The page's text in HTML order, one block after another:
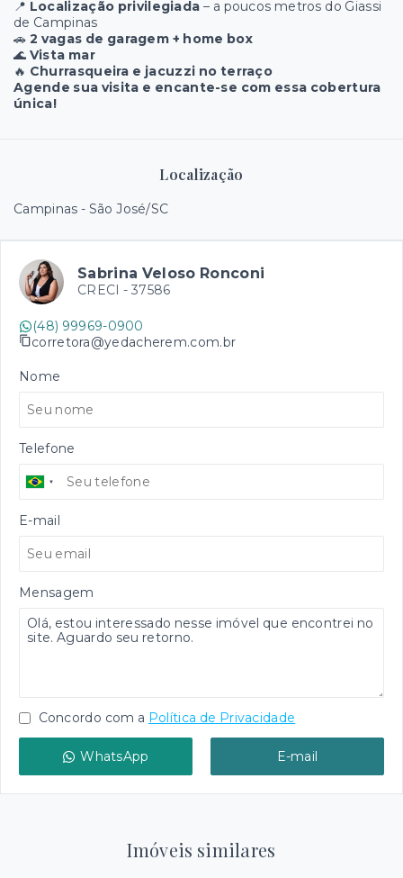
📍 Localização privilegiada – a poucos metros do Giassi
de Campinas
🚗 2 vagas de garagem + home box
🌊 Vista mar
🔥 Churrasqueira e jacuzzi no terraço
Agende sua visita e encante-se com essa cobertura
única!
Localização
Campinas - São José/SC
Sabrina Veloso Ronconi
CRECI - 37586
(48) 99969-0900
corretora@yedacherem.com.br
Nome
Telefone
E-mail
Mensagem
Concordo com a Política de Privacidade
WhatsApp E-mail
Imóveis similares